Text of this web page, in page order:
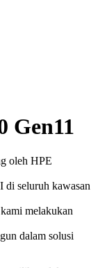
Gen11
oleh HPE
di seluruh kawasan
melakukan
dalam solusi